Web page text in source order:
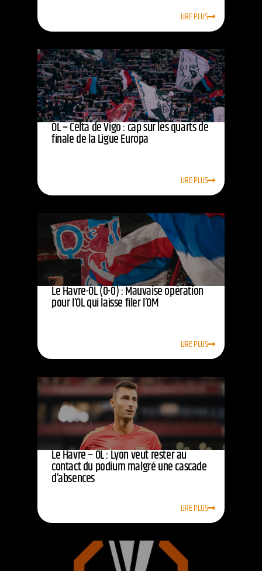
LIRE PLUS
OL – Celta de Vigo : cap sur les quarts de
finale de la Ligue Europa
LIRE PLUS
Le Havre-OL (0-0) : Mauvaise opération
pour l’OL qui laisse filer l’OM
LIRE PLUS
Le Havre – OL : Lyon veut rester au
contact du podium malgré une cascade
d’absences
LIRE PLUS